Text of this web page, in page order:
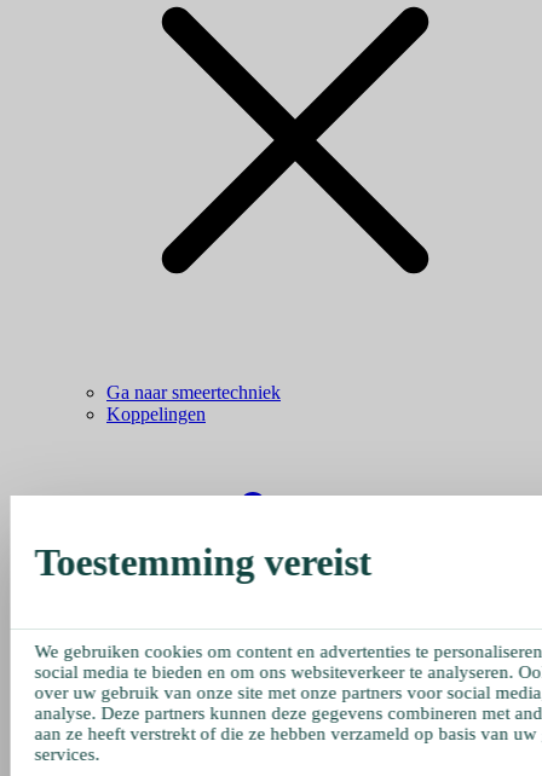
Ga naar smeertechniek
Koppelingen
Toestemming vereist
We gebruiken cookies om content en advertenties te
social media te bieden en om ons websiteverkeer te analyseren.
over uw gebruik van onze site met onze partners voor social
analyse. Deze partners kunnen deze gegevens combineren met
aan ze heeft verstrekt of die ze hebben verzameld op basis van
services.